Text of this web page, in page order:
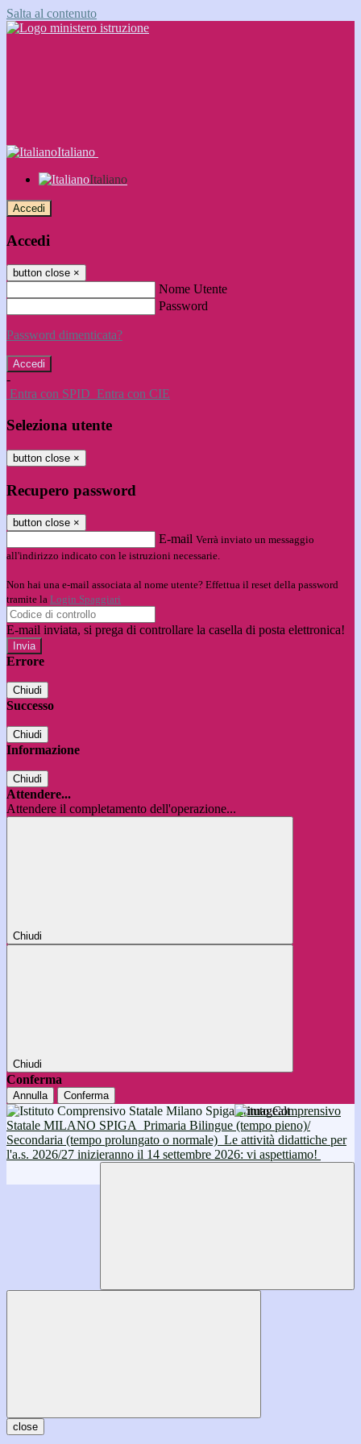
Salta al contenuto
Italiano
Italiano
Accedi
Accedi
button close ×
Nome Utente
Password
Password dimenticata?
-
Entra con SPID Entra con CIE
Seleziona utente
button close ×
Recupero password
button close ×
E-mail Verrà inviato un messaggio
all'indirizzo indicato con le istruzioni necessarie.
Non hai una e-mail associata al nome utente? Effettua il reset della password
tramite la Login Spaggiari
E-mail inviata, si prega di controllare la casella di posta elettronica!
Errore
Chiudi
Successo
Chiudi
Informazione
Chiudi
Attendere...
Attendere il completamento dell'operazione...
Chiudi
Chiudi
Conferma
Annulla Conferma
Istituto Comprensivo
Statale MILANO SPIGA Primaria Bilingue (tempo pieno)/
Secondaria (tempo prolungato o normale) Le attività didattiche per
l'a.s. 2026/27 inizieranno il 14 settembre 2026: vi aspettiamo!
close